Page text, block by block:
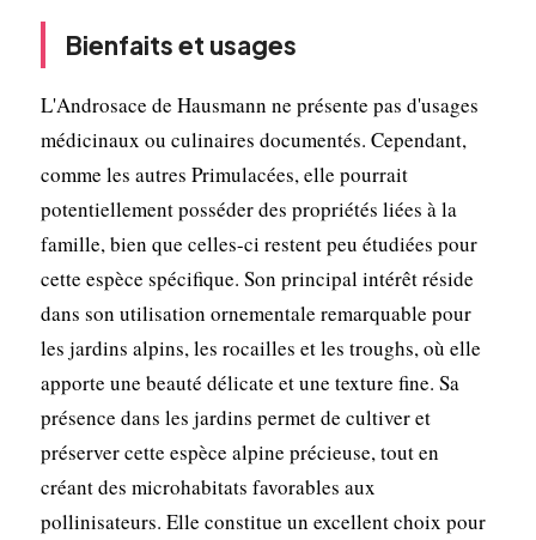
Bienfaits et usages
L'Androsace de Hausmann ne présente pas d'usages
médicinaux ou culinaires documentés. Cependant,
comme les autres Primulacées, elle pourrait
potentiellement posséder des propriétés liées à la
famille, bien que celles-ci restent peu étudiées pour
cette espèce spécifique. Son principal intérêt réside
dans son utilisation ornementale remarquable pour
les jardins alpins, les rocailles et les troughs, où elle
apporte une beauté délicate et une texture fine. Sa
présence dans les jardins permet de cultiver et
préserver cette espèce alpine précieuse, tout en
créant des microhabitats favorables aux
pollinisateurs. Elle constitue un excellent choix pour